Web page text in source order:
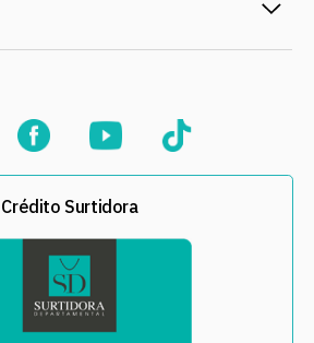
Crédito Surtidora